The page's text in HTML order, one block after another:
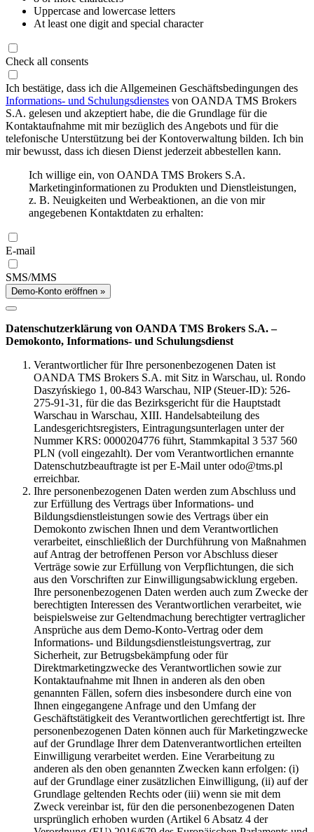
Uppercase and lowercase letters
At least one digit and special character
Check all consents
Ich bestätige, dass ich die Allgemeinen Geschäftsbedingungen des
Informations- und Schulungsdienstes von OANDA TMS Brokers
S.A. gelesen und akzeptiert habe, die die Grundlage für die
Kontaktaufnahme mit mir bezüglich des Angebots und für die
telefonische Unterstützung bei der Kontoverwaltung bilden. Ich bin
mir bewusst, dass ich diesen Dienst jederzeit abbestellen kann.
Ich willige ein, von OANDA TMS Brokers S.A.
Marketinginformationen zu Produkten und Dienstleistungen,
z. B. Neuigkeiten und Werbeaktionen, an die von mir
angegebenen Kontaktdaten zu erhalten:
E-mail
SMS/MMS
Demo-Konto eröffnen »
Datenschutzerklärung von OANDA TMS Brokers S.A. –
Demokonto, Informations- und Schulungsdienst
Verantwortlicher für Ihre personenbezogenen Daten ist
OANDA TMS Brokers S.A. mit Sitz in Warschau, ul. Rondo
Daszyńskiego 1, 00-843 Warschau, NIP (Steuer-ID): 526-
275-91-31, für die das Bezirksgericht für die Hauptstadt
Warschau in Warschau, XIII. Handelsabteilung des
Landesgerichtsregisters, Eintragungsunterlagen unter der
Nummer KRS: 0000204776 führt, Stammkapital 3 537 560
PLN (voll eingezahlt). Der vom Verantwortlichen ernannte
Datenschutzbeauftragte ist per E-Mail unter odo@tms.pl
erreichbar.
Ihre personenbezogenen Daten werden zum Abschluss und
zur Erfüllung des Vertrags über Informations- und
Bildungsdienstleistungen sowie des Vertrags über ein
Demokonto zwischen Ihnen und dem Verantwortlichen
verarbeitet, einschließlich der Durchführung von Maßnahmen
auf Antrag der betroffenen Person vor Abschluss dieser
Verträge sowie zur Erfüllung von Verpflichtungen, die sich
aus den Vorschriften zur Einwilligungsabwicklung ergeben.
Ihre personenbezogenen Daten werden auch zum Zwecke der
berechtigten Interessen des Verantwortlichen verarbeitet, wie
beispielsweise zur Geltendmachung berechtigter vertraglicher
Ansprüche aus dem Demo-Konto-Vertrag oder dem
Informations- und Bildungsdienstleistungsvertrag, zur
Sicherheit, zur Betrugsbekämpfung oder für
Direktmarketingzwecke des Verantwortlichen sowie zur
Kontaktaufnahme mit Ihnen in anderen als den oben
genannten Fällen, sofern dies insbesondere durch eine von
Ihnen eingegangene Anfrage und den Umfang der
Geschäftstätigkeit des Verantwortlichen gerechtfertigt ist. Ihre
personenbezogenen Daten können auch für Marketingzwecke
auf der Grundlage Ihrer dem Datenverantwortlichen erteilten
Einwilligung verarbeitet werden. Eine Verarbeitung zu
anderen als den oben genannten Zwecken kann erfolgen: (i)
auf der Grundlage einer zusätzlichen Einwilligung, (ii) auf der
Grundlage geltenden Rechts oder (iii) wenn sie mit dem
Zweck vereinbar ist, für den die personenbezogenen Daten
ursprünglich erhoben wurden (Artikel 6 Absatz 4 der